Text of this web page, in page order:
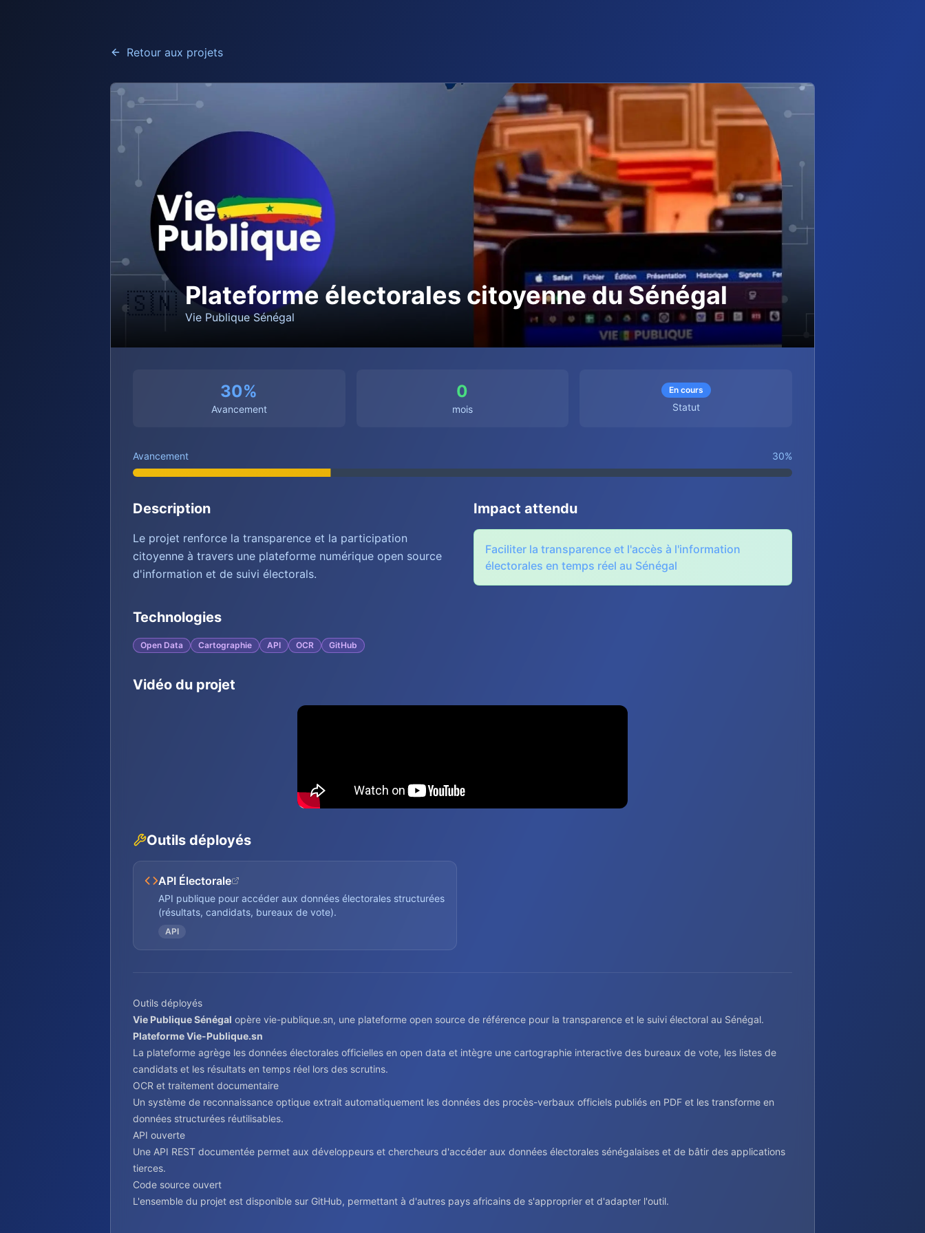
Retour aux projets
🇸🇳 Plateforme électorales citoyenne du Sénégal
Vie Publique Sénégal
30%
Avancement
0
mois
En cours
Statut
Avancement 30%
Description
Le projet renforce la transparence et la participation
citoyenne à travers une plateforme numérique open source
d'information et de suivi électorals.
Impact attendu
Faciliter la transparence et l'accès à l'information
électorales en temps réel au Sénégal
Technologies
Open Data Cartographie API OCR GitHub
Vidéo du projet
Outils déployés
API Électorale
API publique pour accéder aux données électorales structurées
(résultats, candidats, bureaux de vote).
API
Outils déployés
Vie Publique Sénégal opère vie-publique.sn, une plateforme open source de référence pour la transparence et le suivi électoral au Sénégal.
Plateforme Vie-Publique.sn
La plateforme agrège les données électorales officielles en open data et intègre une cartographie interactive des bureaux de vote, les listes de
candidats et les résultats en temps réel lors des scrutins.
OCR et traitement documentaire
Un système de reconnaissance optique extrait automatiquement les données des procès-verbaux officiels publiés en PDF et les transforme en
données structurées réutilisables.
API ouverte
Une API REST documentée permet aux développeurs et chercheurs d'accéder aux données électorales sénégalaises et de bâtir des applications
tierces.
Code source ouvert
L'ensemble du projet est disponible sur GitHub, permettant à d'autres pays africains de s'approprier et d'adapter l'outil.